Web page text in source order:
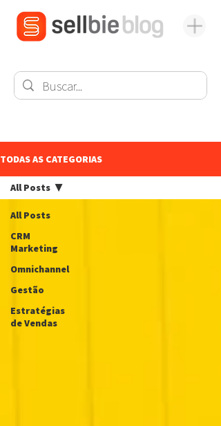
TODAS AS CATEGORIAS
All Posts
CRM
Marketing
Omnichannel
Gestão
Estratégias
de Vendas
All Posts